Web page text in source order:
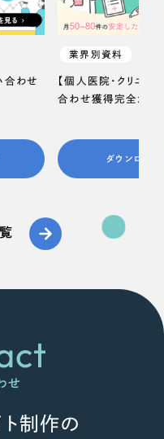
合わせ
業界別資料
【個人医院・クリニッ
合わせ獲得完全ガイ
ダウンロード
せ
制作の